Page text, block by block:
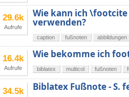
29.6k
Aufrufe
Wie kann ich
verwenden?
caption fußnoten abbildungen
16.4k
Aufrufe
Wie bekomme ich
biblatex multicol fußnoten
34.5k Biblatex Fußnote - S.